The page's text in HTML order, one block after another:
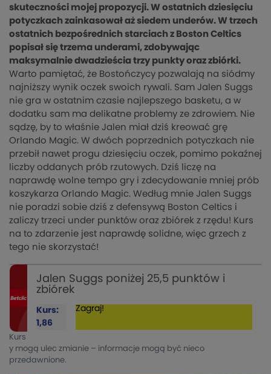
skuteczności mojej propozycji. W ostatnich dziesięciu
potyczkach zainkasował aż siedem underów. W trzech
ostatnich bezpośrednich starciach z Boston Celtics
popisał się trzema underami, zdobywając
maksymalnie dwadzieścia trzy punkty oraz zbiórki.
Warto pamiętać, że Bostończycy pozwalają na siódmy
najniższy wynik oczek swoich rywali. Sam Jalen Suggs
nie gra w ostatnim czasie najlepszego basketu, a w
dodatku sam ma delikatne problemy ze zdrowiem. Nie
sądzę, by to właśnie Jalen miał dziś kreować grę
Orlando Magic. W dwóch poprzednich potyczkach nie
przebił nawet progu dziesięciu oczek, pomimo pokaźnej
liczby oddanych prób rzutowych. Dziś liczę na
naprawdę wolne tempo gry i zdecydowanie mniej prób
koszykarza Orlando Magic. Według mnie Jalen Suggs
nie poradzi sobie dziś z defensywą Boston Celtics i
zaliczy trzeci under punktów oraz zbiórek z rzędu! Kurs
na to zdarzenie jest naprawdę solidne, więc grzech z
tego nie skorzystać!
Jalen Suggs poniżej 25,5 punktów i
zbiórek
Kurs:
1,86
Zagraj!
Kurs
y mogą ulec zmianie – informacje mogą być nieco
przedawnione.